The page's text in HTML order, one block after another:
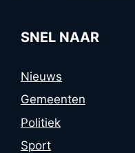
SNEL NAAR
Nieuws
Gemeenten
Politiek
Sport